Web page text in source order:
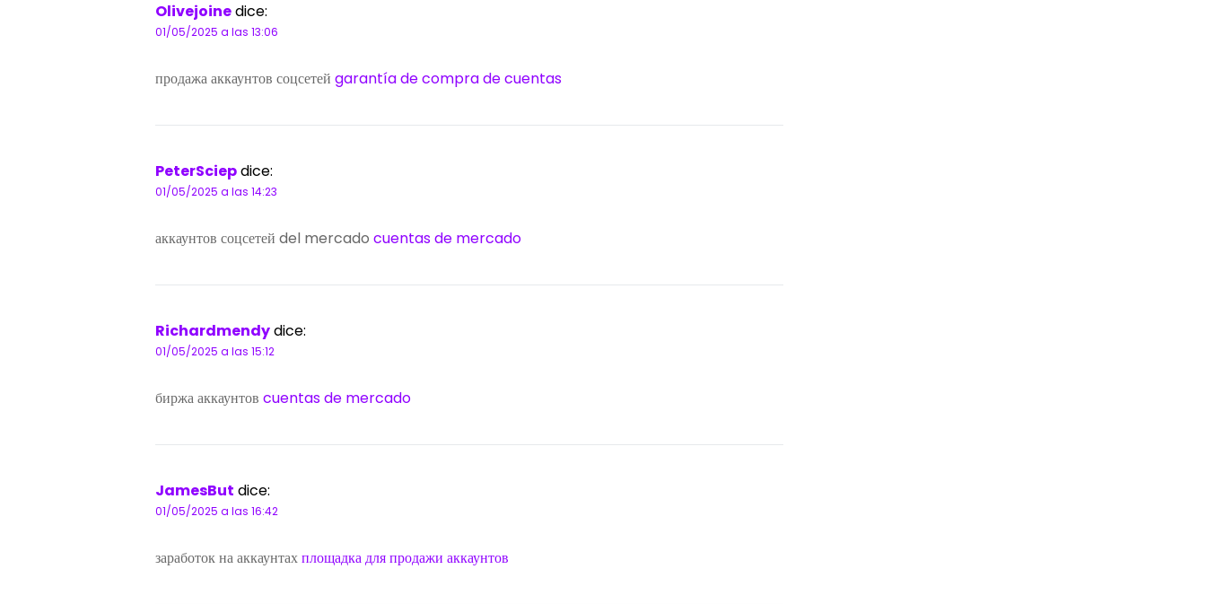
Olivejoinedice:
01/05/2025 a las 13:06
продажа аккаунтов соцсетейgarantía de compra de cuentas
PeterSciepdice:
01/05/2025 a las 14:23
аккаунтов соцсетей del mercadocuentas de mercado
Richardmendydice:
01/05/2025 a las 15:12
биржа аккаунтовcuentas de mercado
JamesBut dice:
01/05/2025 a las 16:42
заработок на аккаунтахплощадка для продажи аккаунтов